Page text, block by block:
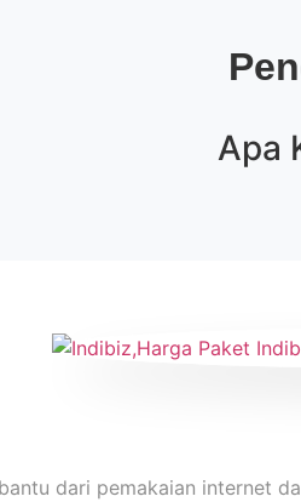
Apa
dari pemakaian internet